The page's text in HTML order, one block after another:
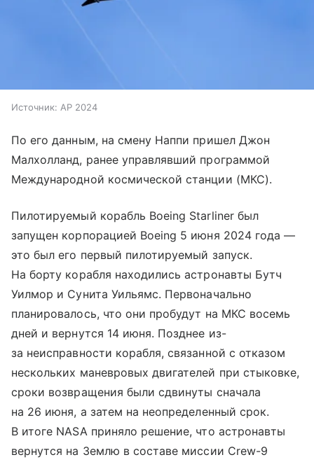
Источник: AP 2024
По его данным, на смену Наппи пришел Джон
Малхолланд, ранее управлявший программой
Международной космической станции (МКС).
Пилотируемый корабль Boeing Starliner был
запущен корпорацией Boeing 5 июня 2024 года —
это был его первый пилотируемый запуск.
На борту корабля находились астронавты Бутч
Уилмор и Сунита Уильямс. Первоначально
планировалось, что они пробудут на МКС восемь
дней и вернутся 14 июня. Позднее из-
за неисправности корабля, связанной с отказом
нескольких маневровых двигателей при стыковке,
сроки возвращения были сдвинуты сначала
на 26 июня, а затем на неопределенный срок.
В итоге NASA приняло решение, что астронавты
вернутся на Землю в составе миссии Crew-9